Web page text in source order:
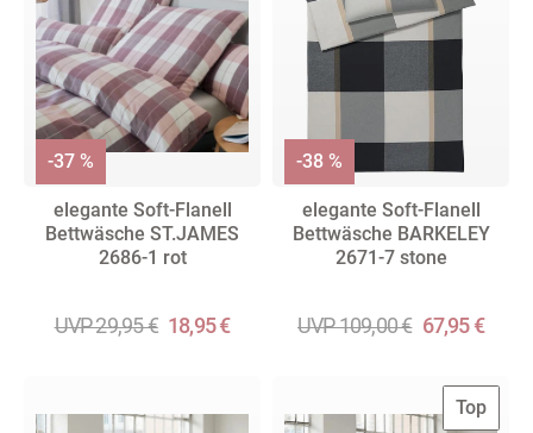
elegante Soft-Flanell
Bettwäsche ST.JAMES
2686-1 rot
UVP 29,95 € 18,95 €
-37 %
elegante Soft-Flanell
Bettwäsche BARKELEY
2671-7 stone
UVP 109,00 € 67,95 €
-38 %
Top